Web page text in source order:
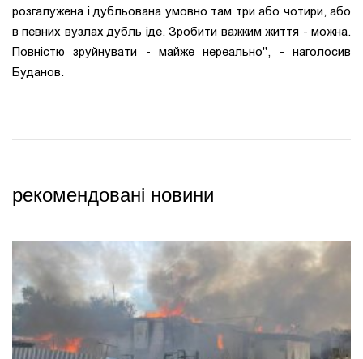
розгалужена і дубльована умовно там три або чотири, або
в певних вузлах дубль іде. Зробити важким життя - можна.
Повністю зруйнувати - майже нереально", - наголосив
Буданов.
рекомендовані новини